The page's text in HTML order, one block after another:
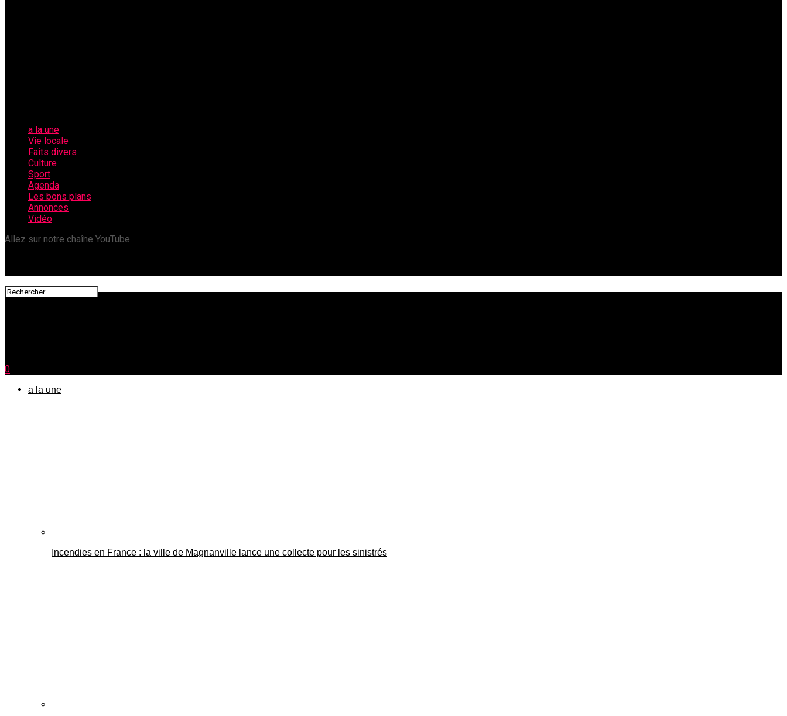
a la une
Vie locale
Faits divers
Culture
Sport
Agenda
Les bons plans
Annonces
Vidéo
Allez sur notre chaîne YouTube
0
a la une
Incendies en France : la ville de Magnanville lance une collecte pour les sinistrés